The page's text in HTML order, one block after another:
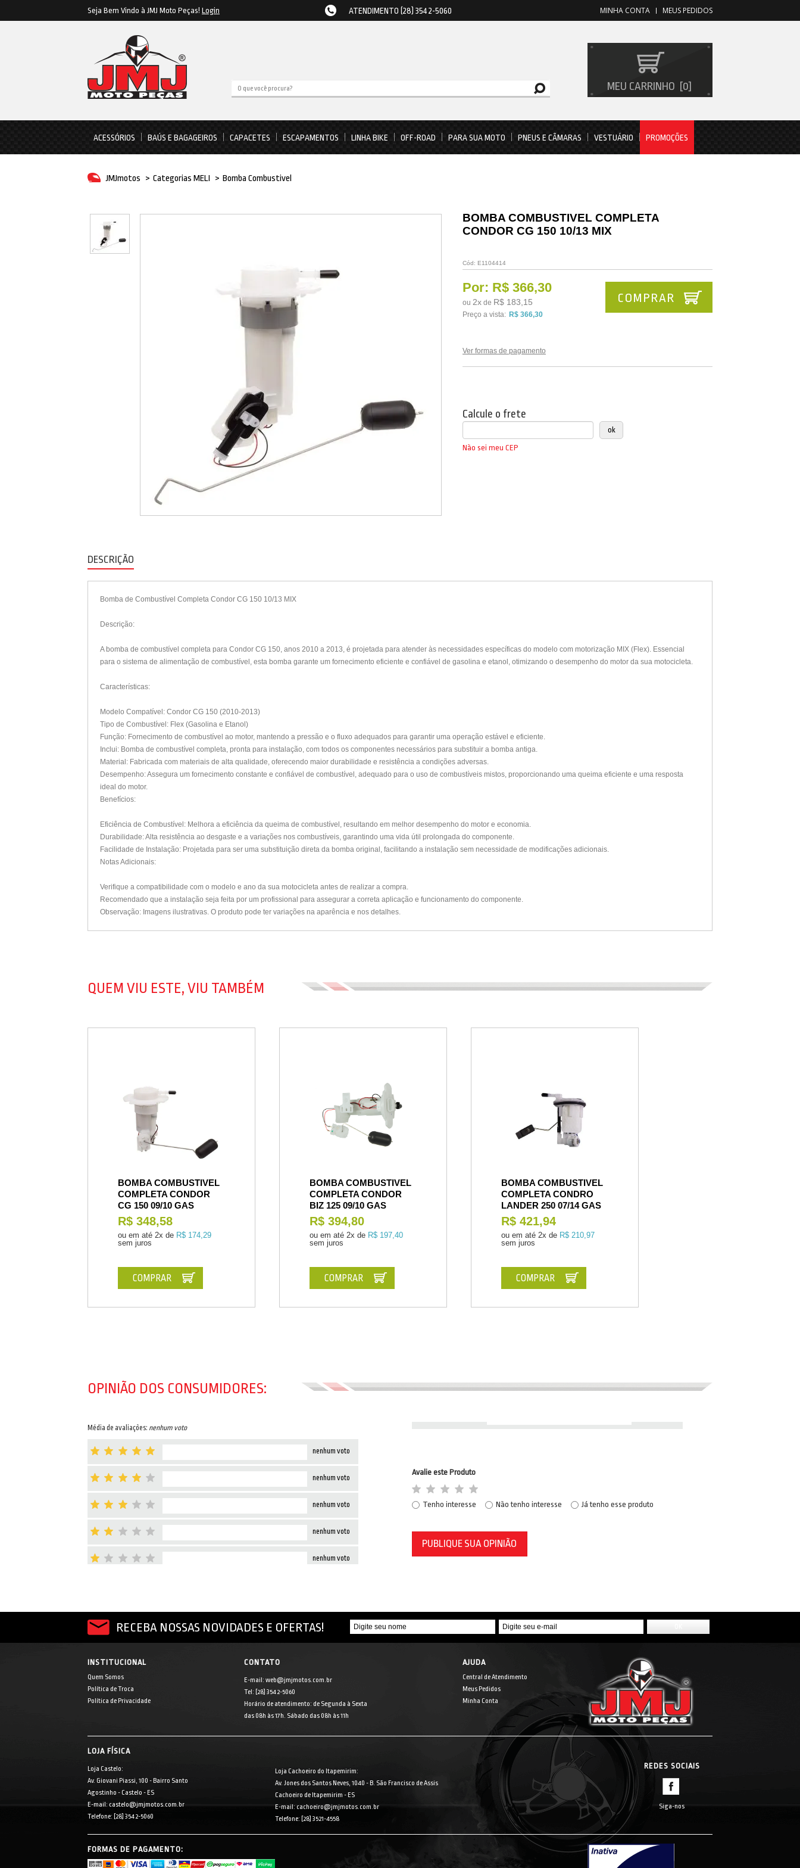
Seja Bem Vindo à JMJ Moto Peças! Login ATENDIMENTO (28) 3542-5060 MEUS PEDIDOS
MINHA CONTA
MEU CARRINHO 0
ACESSÓRIOS BAÚS E BAGAGEIROS CAPACETES ESCAPAMENTOS LINHA BIKE OFF-ROAD PARA SUA MOTO PNEUS E CÂMARAS VESTUÁRIO PROMOÇÕES
JMJmotos > Categorias MELI > Bomba Combustivel
BOMBA COMBUSTIVEL COMPLETA
CONDOR CG 150 10/13 MIX
Cód: E1104414
Por: R$ 366,30
ou 2x de R$ 183,15
Preço a vista: R$ 366,30
Ver formas de pagamento
COMPRAR
Calcule o frete
Não sei meu CEP
DESCRIÇÃO
Bomba de Combustível Completa Condor CG 150 10/13 MIX
Descrição:
A bomba de combustível completa para Condor CG 150, anos 2010 a 2013, é projetada para atender às necessidades específicas do modelo com motorização MIX (Flex). Essencial
para o sistema de alimentação de combustível, esta bomba garante um fornecimento eficiente e confiável de gasolina e etanol, otimizando o desempenho do motor da sua motocicleta.
Características:
Modelo Compatível: Condor CG 150 (2010-2013)
Tipo de Combustível: Flex (Gasolina e Etanol)
Função: Fornecimento de combustível ao motor, mantendo a pressão e o fluxo adequados para garantir uma operação estável e eficiente.
Inclui: Bomba de combustível completa, pronta para instalação, com todos os componentes necessários para substituir a bomba antiga.
Material: Fabricada com materiais de alta qualidade, oferecendo maior durabilidade e resistência a condições adversas.
Desempenho: Assegura um fornecimento constante e confiável de combustível, adequado para o uso de combustíveis mistos, proporcionando uma queima eficiente e uma resposta
ideal do motor.
Benefícios:
Eficiência de Combustível: Melhora a eficiência da queima de combustível, resultando em melhor desempenho do motor e economia.
Durabilidade: Alta resistência ao desgaste e a variações nos combustíveis, garantindo uma vida útil prolongada do componente.
Facilidade de Instalação: Projetada para ser uma substituição direta da bomba original, facilitando a instalação sem necessidade de modificações adicionais.
Notas Adicionais:
Verifique a compatibilidade com o modelo e ano da sua motocicleta antes de realizar a compra.
Recomendado que a instalação seja feita por um profissional para assegurar a correta aplicação e funcionamento do componente.
Observação: Imagens ilustrativas. O produto pode ter variações na aparência e nos detalhes.
QUEM VIU ESTE, VIU TAMBÉM
BOMBA COMBUSTIVEL
COMPLETA CONDOR
CG 150 09/10 GAS
R$ 348,58
ou em até 2x de R$ 174,29
sem juros
COMPRAR
BOMBA COMBUSTIVEL
COMPLETA CONDOR
BIZ 125 09/10 GAS
R$ 394,80
ou em até 2x de R$ 197,40
sem juros
COMPRAR
BOMBA COMBUSTIVEL
COMPLETA CONDRO
LANDER 250 07/14 GAS
R$ 421,94
ou em até 2x de R$ 210,97
sem juros
COMPRAR
OPINIÃO DOS CONSUMIDORES:
Média de avaliações: nenhum voto
nenhum voto
nenhum voto
nenhum voto
nenhum voto
nenhum voto
Avalie este Produto
Tenho interesse Não tenho interesse Já tenho esse produto
PUBLIQUE SUA OPINIÃO
RECEBA NOSSAS NOVIDADES E OFERTAS!
INSTITUCIONAL
Quem Somos
Política de Troca
Política de Privacidade
CONTATO
E-mail: web@jmjmotos.com.br
Tel: [28] 3542-5060
Horário de atendimento: de Segunda à Sexta
das 08h às 17h. Sábado das 08h às 11h
AJUDA
Central de Atendimento
Meus Pedidos
Minha Conta
LOJA FÍSICA
Loja Castelo:
Av. Giovani Piassi, 100 - Bairro Santo
Agostinho - Castelo - ES
E-mail: castelo@jmjmotos.com.br
Telefone: [28] 3542-5060
Loja Cachoeiro do Itapemirim:
Av. Jones dos Santos Neves, 1040 - B. São Francisco de Assis
Cachoeiro de Itapemirim - ES
E-mail: cachoeiro@jmjmotos.com.br
Telefone: [28] 3521-4558
REDES SOCIAIS
Siga-nos
FORMAS DE PAGAMENTO: